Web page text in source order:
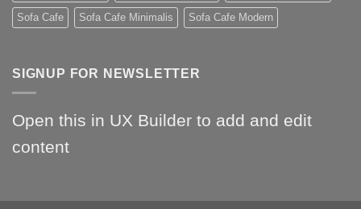
Sofa Cafe Sofa Cafe Minimalis Sofa Cafe Modern
SIGNUP FOR NEWSLETTER
Open this in UX Builder to add and edit
content